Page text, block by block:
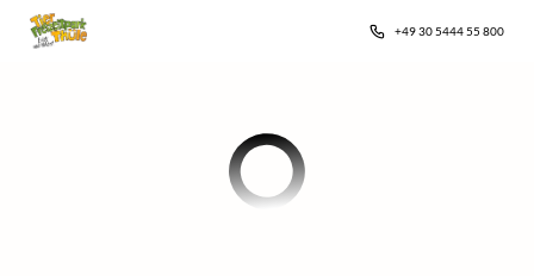
+49 30 5444 55 800